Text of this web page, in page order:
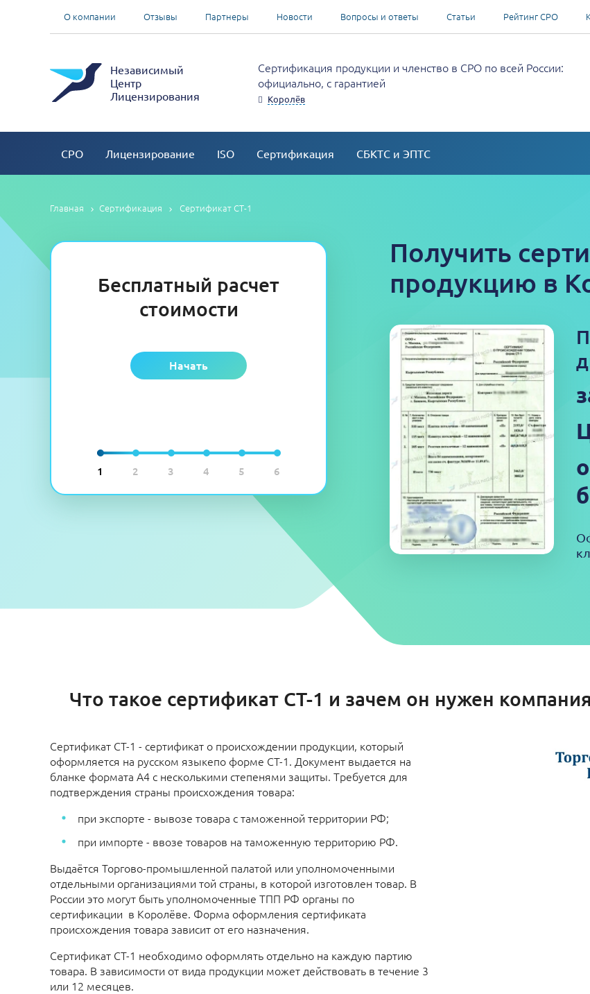
О компании Отзывы Партнеры Новости Вопросы и ответы Статьи Рейтинг СРО
Независимый
Центр
Лицензирования
Сертификация продукции и членство в СРО по всей России:
официально, с гарантией
Королёв
СРО Лицензирование ISO Сертификация СБКТС и ЭПТС
Главная Сертификация Сертификат СТ-1
1 2 3 4 5 6
Бесплатный расчет
стоимости
Начать
Получить
продукцию в
Что такое сертификат СТ-1 и зачем он нужен
Сертификат СТ-1 - сертификат о происхождении продукции, который
оформляется на русском языкепо форме СТ-1. Документ выдается на
бланке формата А4 с несколькими степенями защиты. Требуется для
подтверждения страны происхождения товара:
при экспорте - вывозе товара с таможенной территории РФ;
при импорте - ввозе товаров на таможенную территорию РФ.
Выдаётся Торгово-промышленной палатой или уполномоченными
отдельными организациями той страны, в которой изготовлен товар. В
России это могут быть уполномоченные ТПП РФ органы по
сертификации в Королёве. Форма оформления сертификата
происхождения товара зависит от его назначения.
Сертификат СТ-1 необходимо оформлять отдельно на каждую партию
товара. В зависимости от вида продукции может действовать в течение 3
или 12 месяцев.